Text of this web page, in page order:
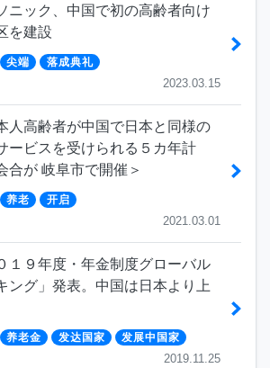
ニック、中国で初の高齢者向け
を建設
尖端 落成典礼
2023.03.15
人高齢者が中国で日本と同様の
ービスを受けられる５カ年計
合が 岐阜市で開催＞
养老 开启
2021.03.01
１９年度・年金制度グローバル
ング」発表。中国は日本より上
养老金 发达国家 发展中国家
2019.11.25